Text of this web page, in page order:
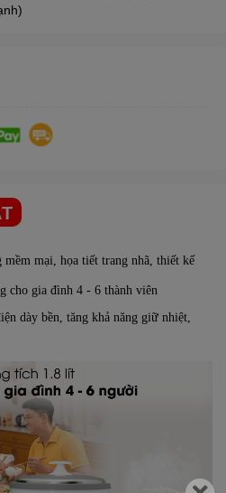
mềm mại, họa tiết trang nhã, thiết kế
cho gia đình 4 - 6 thành viên
dày bền, tăng khả năng giữ nhiệt,